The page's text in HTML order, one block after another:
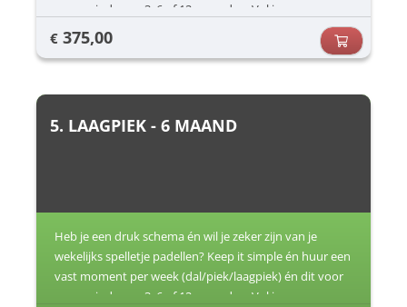
een periode van 3, 6 of 12 maanden. Vul jouw
voorkeuren in (dag/uur) en dan zorgen wij voor de rest.
€ 375,00
5. LAAGPIEK - 6 MAAND
Heb je een druk schema én wil je zeker zijn van je
wekelijks spelletje padellen? Keep it simple én huur een
vast moment per week (dal/piek/laagpiek) én dit voor
een periode van 3, 6 of 12 maanden. Vul jouw